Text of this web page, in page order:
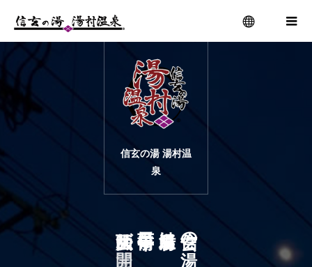
信玄の湯 湯村温
泉
の
は
に
が